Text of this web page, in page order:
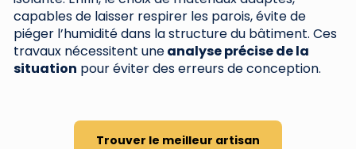
capables de laisser respirer les parois, évite de
piéger l’humidité dans la structure du bâtiment. Ces
travaux nécessitent uneanalyse précise de la
situation pour éviter des erreurs de conception.
Trouver le meilleur artisan